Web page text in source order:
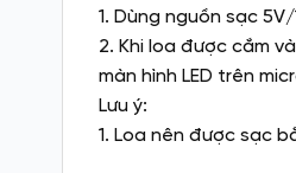
1. Dùng nguồn sạc
2. Khi loa được cắm
màn hình LED trên
Lưu ý:
1. Loa nên được sạc